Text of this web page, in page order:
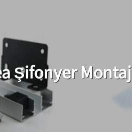
Şifonyer